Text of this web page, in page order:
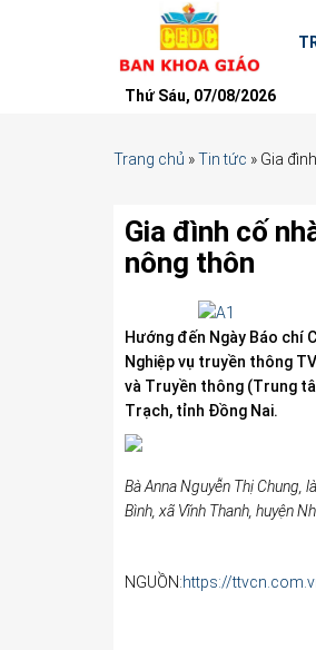
Thứ Sáu, 07/08/2026
Trang chủ »Tin tức » Gia
Gia đình cố
nông thôn
Hướng đến Ngày Báo chí
Nghiệp vụ truyền thông
và Truyền thông (Trung
Trạch, tỉnh Đồng Nai.
Bà Anna Nguyễn Thị Chung,
Bình, xã Vĩnh Thanh, huyện
NGUỒN:https://